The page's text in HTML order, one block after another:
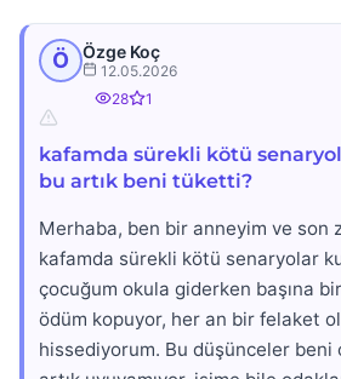
Ö Özge Koç
12.05.2026
28
1
kafamda sürekli kötü
bu artık beni tüketti?
Merhaba, ben bir anneyim ve son
kafamda sürekli kötü senaryolar
çocuğum okula giderken başına
ödüm kopuyor, her an bir felaket
hissediyorum. Bu düşünceler